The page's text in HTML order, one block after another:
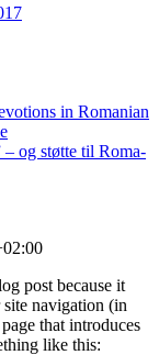
in Romanian
og støtte til Roma-
post because it
navigation (in
that introduces
like this: